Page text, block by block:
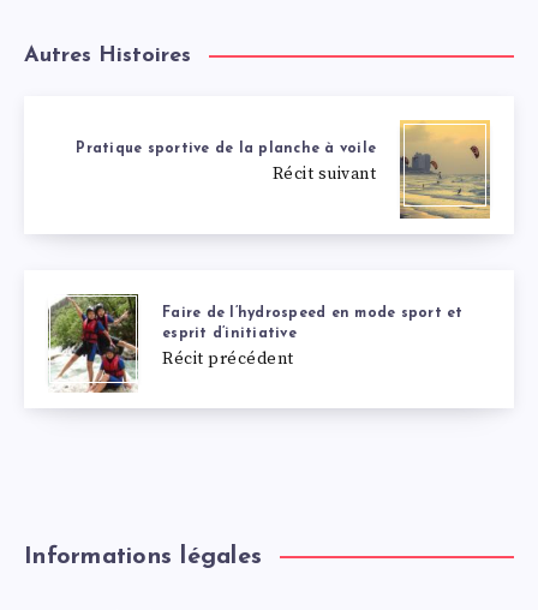
Autres Histoires
Pratique sportive de la planche à voile
Récit suivant
Faire de l’hydrospeed en mode sport et
esprit d’initiative
Récit précédent
Informations légales